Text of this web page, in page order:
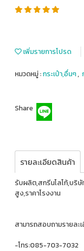
เพิ่มรายการโปรด
หมวดหมู่ :กระเป๋า,อื่นๆ,
Share
รายละเอียดสินค้า
รับผลิต,สกรีนโลโก้,บริ
สูง,ราคาโรงงาน
สามารถสอบถามรายละ
-โทร:085-703-7032